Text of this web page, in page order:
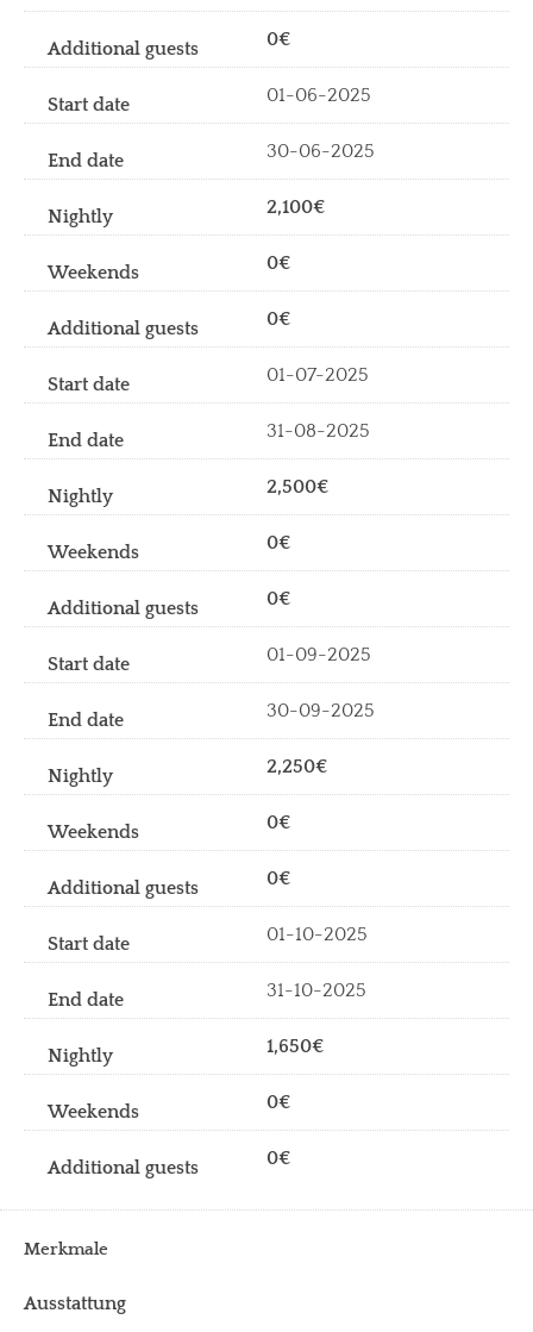
0€
01-06-2025
30-06-2025
2,100€
0€
0€
01-07-2025
31-08-2025
2,500€
0€
0€
01-09-2025
30-09-2025
2,250€
0€
0€
01-10-2025
31-10-2025
1,650€
0€
0€
Merkmale
Ausstattung